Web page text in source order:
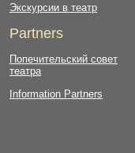
Экскурсии в театр
Partners
Попечительский совет
театра
Information Partners